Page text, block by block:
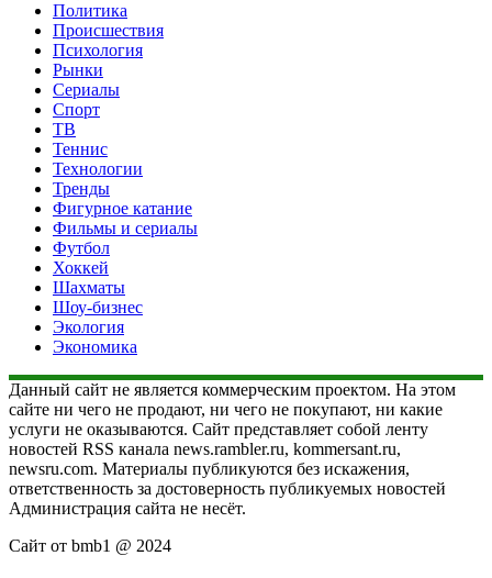
Политика
Происшествия
Психология
Рынки
Сериалы
Спорт
ТВ
Теннис
Технологии
Тренды
Фигурное катание
Фильмы и сериалы
Футбол
Хоккей
Шахматы
Шоу-бизнес
Экология
Экономика
Данный сайт не является коммерческим проектом. На этом
сайте ни чего не продают, ни чего не покупают, ни какие
услуги не оказываются. Сайт представляет собой ленту
новостей RSS канала news.rambler.ru, kommersant.ru,
newsru.com. Материалы публикуются без искажения,
ответственность за достоверность публикуемых новостей
Администрация сайта не несёт.
Сайт от bmb1 @ 2024